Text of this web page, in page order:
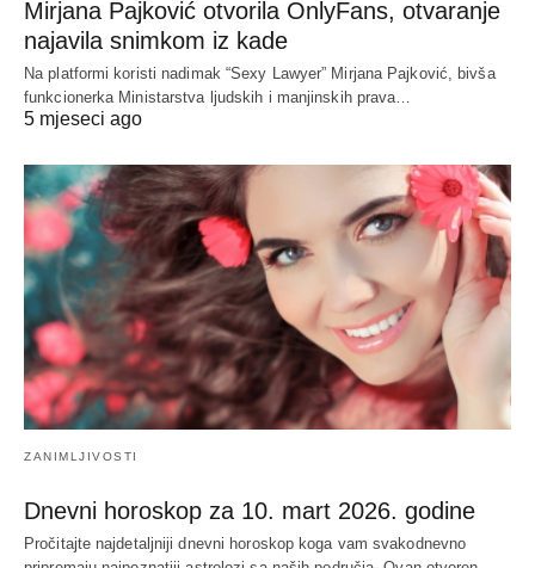
Mirjana Pajković otvorila OnlyFans, otvaranje
najavila snimkom iz kade
Na platformi koristi nadimak “Sexy Lawyer” Mirjana Pajković, bivša
funkcionerka Ministarstva ljudskih i manjinskih prava…
5 mjeseci ago
ZANIMLJIVOSTI
Dnevni horoskop za 10. mart 2026. godine
Pročitajte najdetaljniji dnevni horoskop koga vam svakodnevno